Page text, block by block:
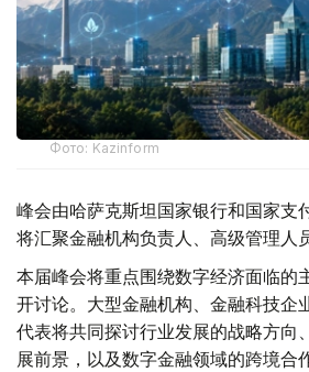
Фото: Kazinform
峰会由哈萨克斯坦国家银行和国家支
将汇聚金融机构负责人、高级管理人
本届峰会将重点围绕数字经济面临的
开讨论。大型金融机构、金融科技企
代表将共同探讨行业发展的战略方向
展前景，以及数字金融领域的跨境合